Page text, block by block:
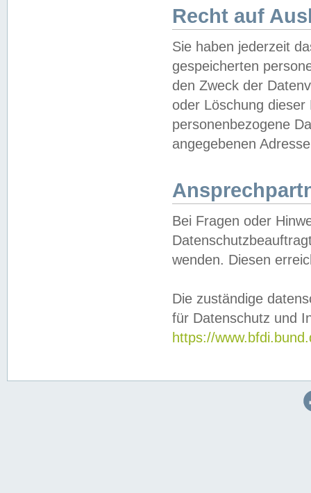
Recht auf
Sie haben jederzeit
gespeicherten
den Zweck der
oder Löschung
personenbezogene
angegebenen
Bei Fragen oder
wenden. Diesen
Die zuständige
für Datenschutz und
https://